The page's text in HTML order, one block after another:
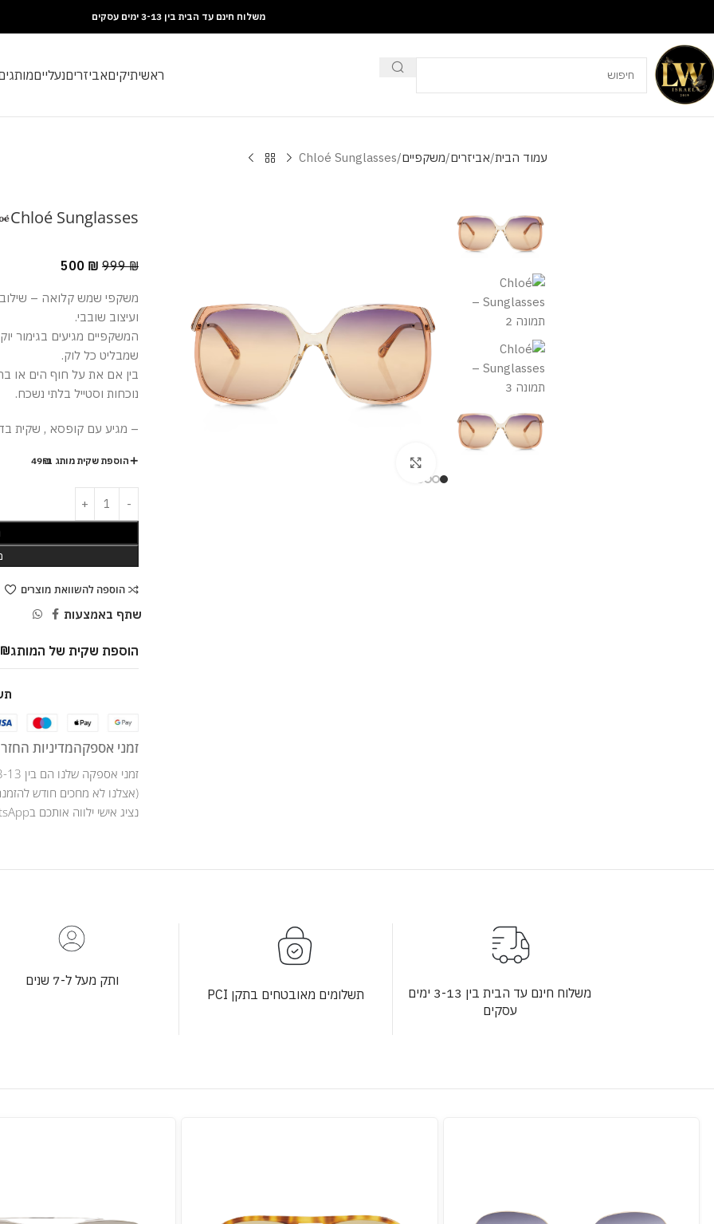
משלוח חינם עד הבית בין 3-13 ימים עסקים
ראשיתיקיםאביזריםנעליים
עמוד הבית אביזרים משקפיים Chloé Sunglasses
Chloé Sunglasses
999₪
500 ₪
משקפי שמש קלואה – שילוב
ועיצוב שובבי.
המשקפיים מגיעים בגימור
שמבליט כל לוק.
נוכחות וסטייל בלתי נשכח.
– מגיע עם קופסא , שקית בד
הוספת שקית מותג ב-49₪
הוספה להשוואת מוצרים
שתף באמצעות
הוספת שקית של המותג₪
זמני אספקהמדיניות
זמני אספקה שלנו הם בין 3-13 ימי עסקים .
(אצלנו לא מחכים חודש
נציג אישי ילווה אותכם בWhatsApp לאורך כל מהלך ההזמנה .
משלוח חינם עד הבית בין 3-13 ימים
עסקים
תשלומים מאובטחים בתקן PCI
ותק מעל ל-7 שנים